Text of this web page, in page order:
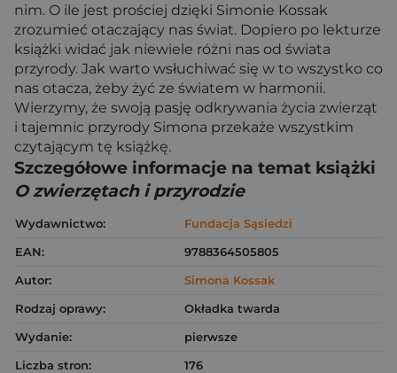
nim. O ile jest prościej dzięki Simonie Kossak
zrozumieć otaczający nas świat. Dopiero po lekturze
książki widać jak niewiele różni nas od świata
przyrody. Jak warto wsłuchiwać się w to wszystko co
nas otacza, żeby żyć ze światem w harmonii.
Wierzymy, że swoją pasję odkrywania życia zwierząt
i tajemnic przyrody Simona przekaże wszystkim
czytającym tę książkę.
Szczegółowe informacje na temat książki
O zwierzętach i przyrodzie
Wydawnictwo:
Fundacja Sąsiedzi
EAN:
9788364505805
Autor:
Simona Kossak
Rodzaj oprawy:
Okładka twarda
Wydanie:
pierwsze
Liczba stron:
176